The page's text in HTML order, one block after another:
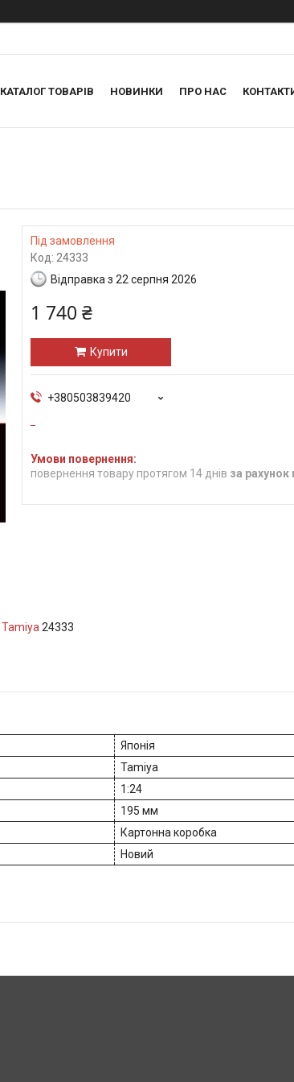
КАТАЛОГ ТОВАРІВ НОВИНКИ ПРО НАС
Під замовлення
Код: 24333
Відправка з 22 серпня 2026
1 740 ₴
Купити
+380503839420
повернення товару протягом 14 днів за рахунок
Tamiya24333
Японія
Tamiya
1:24
195 мм
Картонна коробка
Новий